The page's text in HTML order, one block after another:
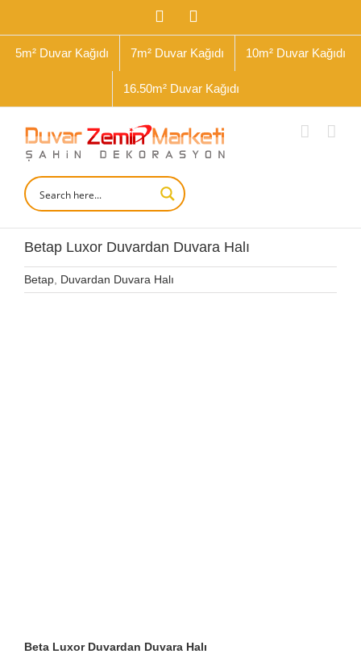
Facebook
5m² Duvar Kağıdı 7m² Duvar Kağıdı 10m² Duvar Kağıdı
16.50m² Duvar Kağıdı
Betap Luxor Duvardan Duvara Halı
Betap Duvardan Duvara Halı
Beta Luxor Duvardan Duvara Halı